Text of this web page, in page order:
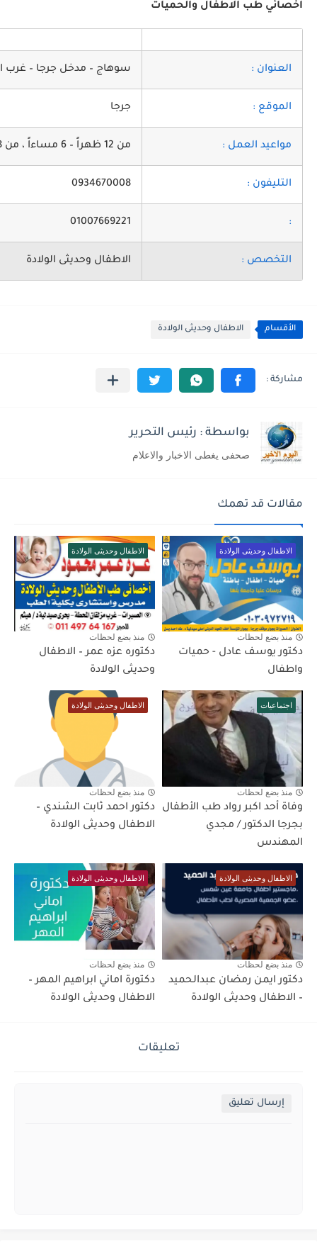
اخصائي طب الاطفال والحميات
العنوان : سوهاج – مدخل جرجا – غرب
الموقع : جرجا
مواعيد العمل : من 12 ظهراً – 6 مساءاً ، من 8 مساءاً – 12 مساءاً
التليفون : 0934670008
:
01007669221
التخصص : الاطفال وحديثى الولادة
الأقسام الاطفال وحديثى الولادة
بواسطة : رئيس التحرير
صحفى يغطى الاخبار والاعلام
مقالات قد تهمك
الاطفال وحديثى الولادة
منذ بضع لحظات
دكتور يوسف عادل - حميات
واطفال
الاطفال وحديثى الولادة
منذ بضع لحظات
دكتوره عزه عمر – الاطفال
وحديثى الولادة
اجتماعيات
منذ بضع لحظات
وفاة أحد اكبر رواد طب الأطفال
بجرجا الدكتور / مجدي
المهندس
الاطفال وحديثى الولادة
منذ بضع لحظات
دكتور احمد ثابت الشندي –
الاطفال وحديثى الولادة
الاطفال وحديثى الولادة
منذ بضع لحظات
دكتور ايمن رمضان عبدالحميد
– الاطفال وحديثى الولادة
الاطفال وحديثى الولادة
منذ بضع لحظات
دكتورة اماني ابراهيم المهر –
الاطفال وحديثى الولادة
تعليقات
إرسال تعليق